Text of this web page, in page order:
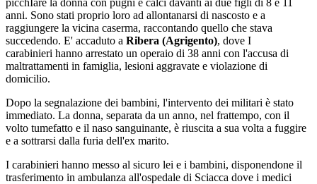
picchIare la donna con pugni e calci davanti ai due figli di 8 e 11
anni. Sono stati proprio loro ad allontanarsi di nascosto e a
raggiungere la vicina caserma, raccontando quello che stava
succedendo. E' accaduto a Ribera (Agrigento), dove I
carabinieri hanno arrestato un operaio di 38 anni con l'accusa di
maltrattamenti in famiglia, lesioni aggravate e violazione di
domicilio.
Dopo la segnalazione dei bambini, l'intervento dei militari è stato
immediato. La donna, separata da un anno, nel frattempo, con il
volto tumefatto e il naso sanguinante, è riuscita a sua volta a fuggire
e a sottrarsi dalla furia dell'ex marito.
I carabinieri hanno messo al sicuro lei e i bambini, disponendone il
trasferimento in ambulanza all'ospedale di Sciacca dove i medici